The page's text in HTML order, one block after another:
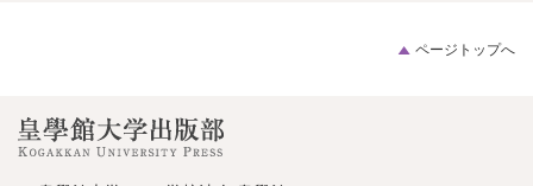
ページトップへ